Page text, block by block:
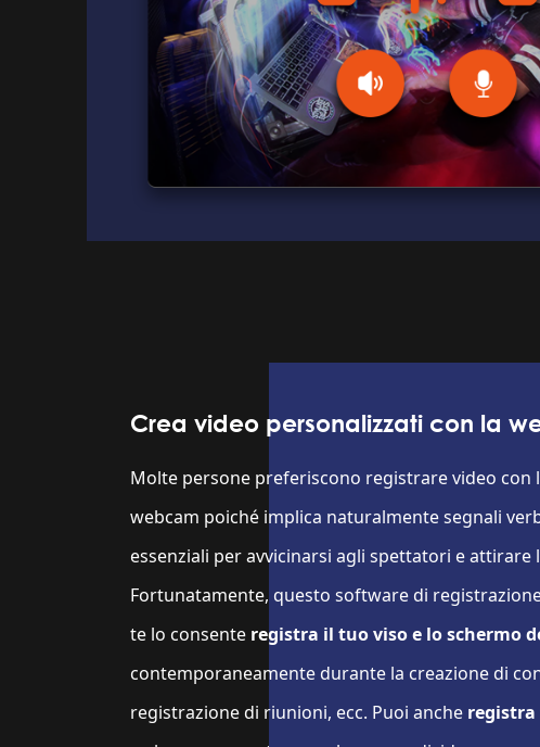
Crea video personalizzati con la
Molte persone preferiscono registrare video con
webcam poiché implica naturalmente segnali
essenziali per avvicinarsi agli spettatori e attirare
Fortunatamente, questo software di
te lo consente registra il tuo viso e lo schermo
contemporaneamente durante la creazione di
registrazione di riunioni, ecc. Puoi anche registra